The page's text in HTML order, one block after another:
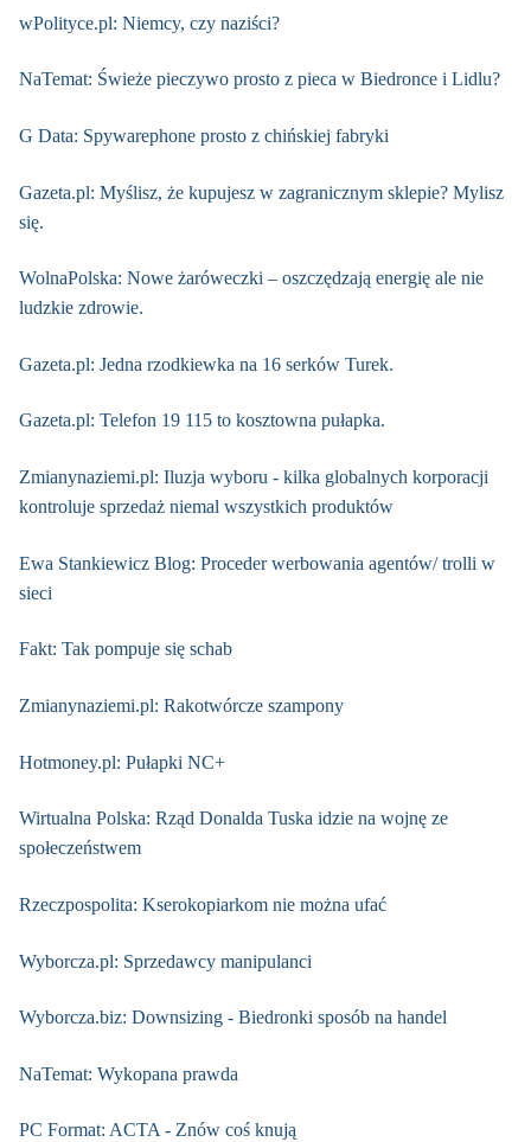
wPolityce.pl: Niemcy, czy naziści?
NaTemat: Świeże pieczywo prosto z pieca w Biedronce i Lidlu?
G Data: Spywarephone prosto z chińskiej fabryki
Gazeta.pl: Myślisz, że kupujesz w zagranicznym sklepie? Mylisz
się.
WolnaPolska: Nowe żaróweczki – oszczędzają energię ale nie
ludzkie zdrowie.
Gazeta.pl: Jedna rzodkiewka na 16 serków Turek.
Gazeta.pl: Telefon 19 115 to kosztowna pułapka.
Zmianynaziemi.pl: Iluzja wyboru - kilka globalnych korporacji
kontroluje sprzedaż niemal wszystkich produktów
Ewa Stankiewicz Blog: Proceder werbowania agentów/ trolli w
sieci
Fakt: Tak pompuje się schab
Zmianynaziemi.pl: Rakotwórcze szampony
Hotmoney.pl: Pułapki NC+
Wirtualna Polska: Rząd Donalda Tuska idzie na wojnę ze
społeczeństwem
Rzeczpospolita: Kserokopiarkom nie można ufać
Wyborcza.pl: Sprzedawcy manipulanci
Wyborcza.biz: Downsizing - Biedronki sposób na handel
NaTemat: Wykopana prawda
PC Format: ACTA - Znów coś knują